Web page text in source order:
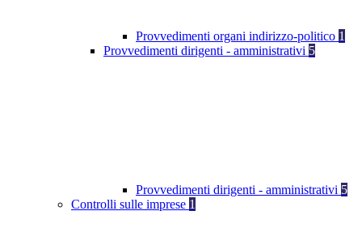
Provvedimenti organi indirizzo-politico 1
Provvedimenti dirigenti - amministrativi 5
Provvedimenti dirigenti - amministrativi 5
Controlli sulle imprese 1